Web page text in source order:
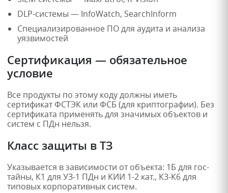
DLP-системы — InfoWatch, SearchInform
Специализированное ПО для аудита и анализа
уязвимостей
Сертификация — обязательное
условие
Все продукты по этому коду должны иметь
сертификат ФСТЭК или ФСБ (для криптографии). Без
сертификата применять для значимых объектов и
систем с ПДн нельзя.
Класс защиты в ТЗ
Указывается в зависимости от объекта: 1Б для гос-
тайны, К1 для УЗ-1 ПДн и КИИ 1-2 кат., К3-К6 для
типовых корпоративных систем.